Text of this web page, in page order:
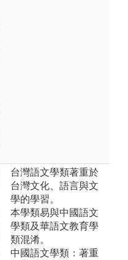
台灣語文學類著重於
台灣文化、語言與文
學的學習。
本學類易與中國語文
學類及華語文教育學
類混淆。
中國語文學類：著重